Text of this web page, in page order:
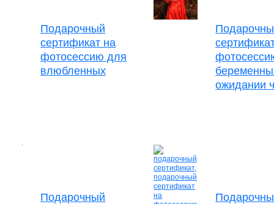
Подарочный
сертификат на
фотосессию для
влюбленных
ожидании
Подарочный